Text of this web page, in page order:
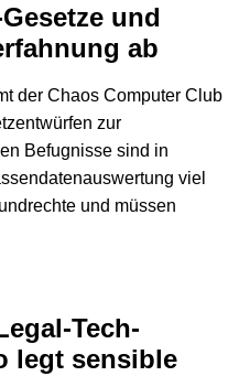
und
ab
der Chaos Computer Club
zur
Befugnisse sind in
viel
und müssen
Tech-
legt sensible